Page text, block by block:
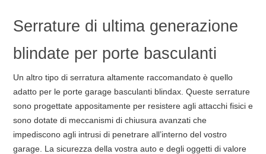
Serrature di ultima generazione
blindate per porte basculanti
Un altro tipo di serratura altamente raccomandato è quello
adatto per le porte garage basculanti blindax. Queste serrature
sono progettate appositamente per resistere agli attacchi fisici e
sono dotate di meccanismi di chiusura avanzati che
impediscono agli intrusi di penetrare all’interno del vostro
garage. La sicurezza della vostra auto e degli oggetti di valore